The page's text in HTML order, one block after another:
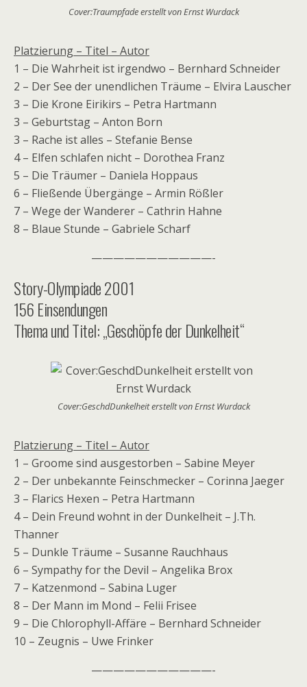
Cover:Traumpfade erstellt von Ernst Wurdack
Platzierung – Titel – Autor
1 – Die Wahrheit ist irgendwo – Bernhard Schneider
2 – Der See der unendlichen Träume – Elvira Lauscher
3 – Die Krone Eirikirs – Petra Hartmann
3 – Geburtstag – Anton Born
3 – Rache ist alles – Stefanie Bense
4 – Elfen schlafen nicht – Dorothea Franz
5 – Die Träumer – Daniela Hoppaus
6 – Fließende Übergänge – Armin Rößler
7 – Wege der Wanderer – Cathrin Hahne
8 – Blaue Stunde – Gabriele Scharf
———————————-
Story-Olympiade 2001
156 Einsendungen
Thema und Titel: „Geschöpfe der Dunkelheit“
Cover:GeschdDunkelheit erstellt von Ernst Wurdack
Platzierung – Titel – Autor
1 – Groome sind ausgestorben – Sabine Meyer
2 – Der unbekannte Feinschmecker – Corinna Jaeger
3 – Flarics Hexen – Petra Hartmann
4 – Dein Freund wohnt in der Dunkelheit – J.Th.
Thanner
5 – Dunkle Träume – Susanne Rauchhaus
6 – Sympathy for the Devil – Angelika Brox
7 – Katzenmond – Sabina Luger
8 – Der Mann im Mond – Felii Frisee
9 – Die Chlorophyll-Affäre – Bernhard Schneider
10 – Zeugnis – Uwe Frinker
———————————-